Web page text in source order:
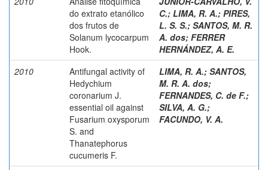
do extrato etanólico
dos frutos de
Solanum lycocarpum
Hook.
C.; LIMA, R. A.; PIRES,
L. S. S.; SANTOS, M. R.
A. dos; FERRER
HERNÁNDEZ, A. E.
2010
Antifungal activity of
Hedychium
coronarium J.
essential oil against
Fusarium oxysporum
S. and
Thanatephorus
cucumeris F.
LIMA, R. A.; SANTOS,
M. R. A. dos;
FERNANDES, C. de F.;
SILVA, A. G.;
FACUNDO, V. A.